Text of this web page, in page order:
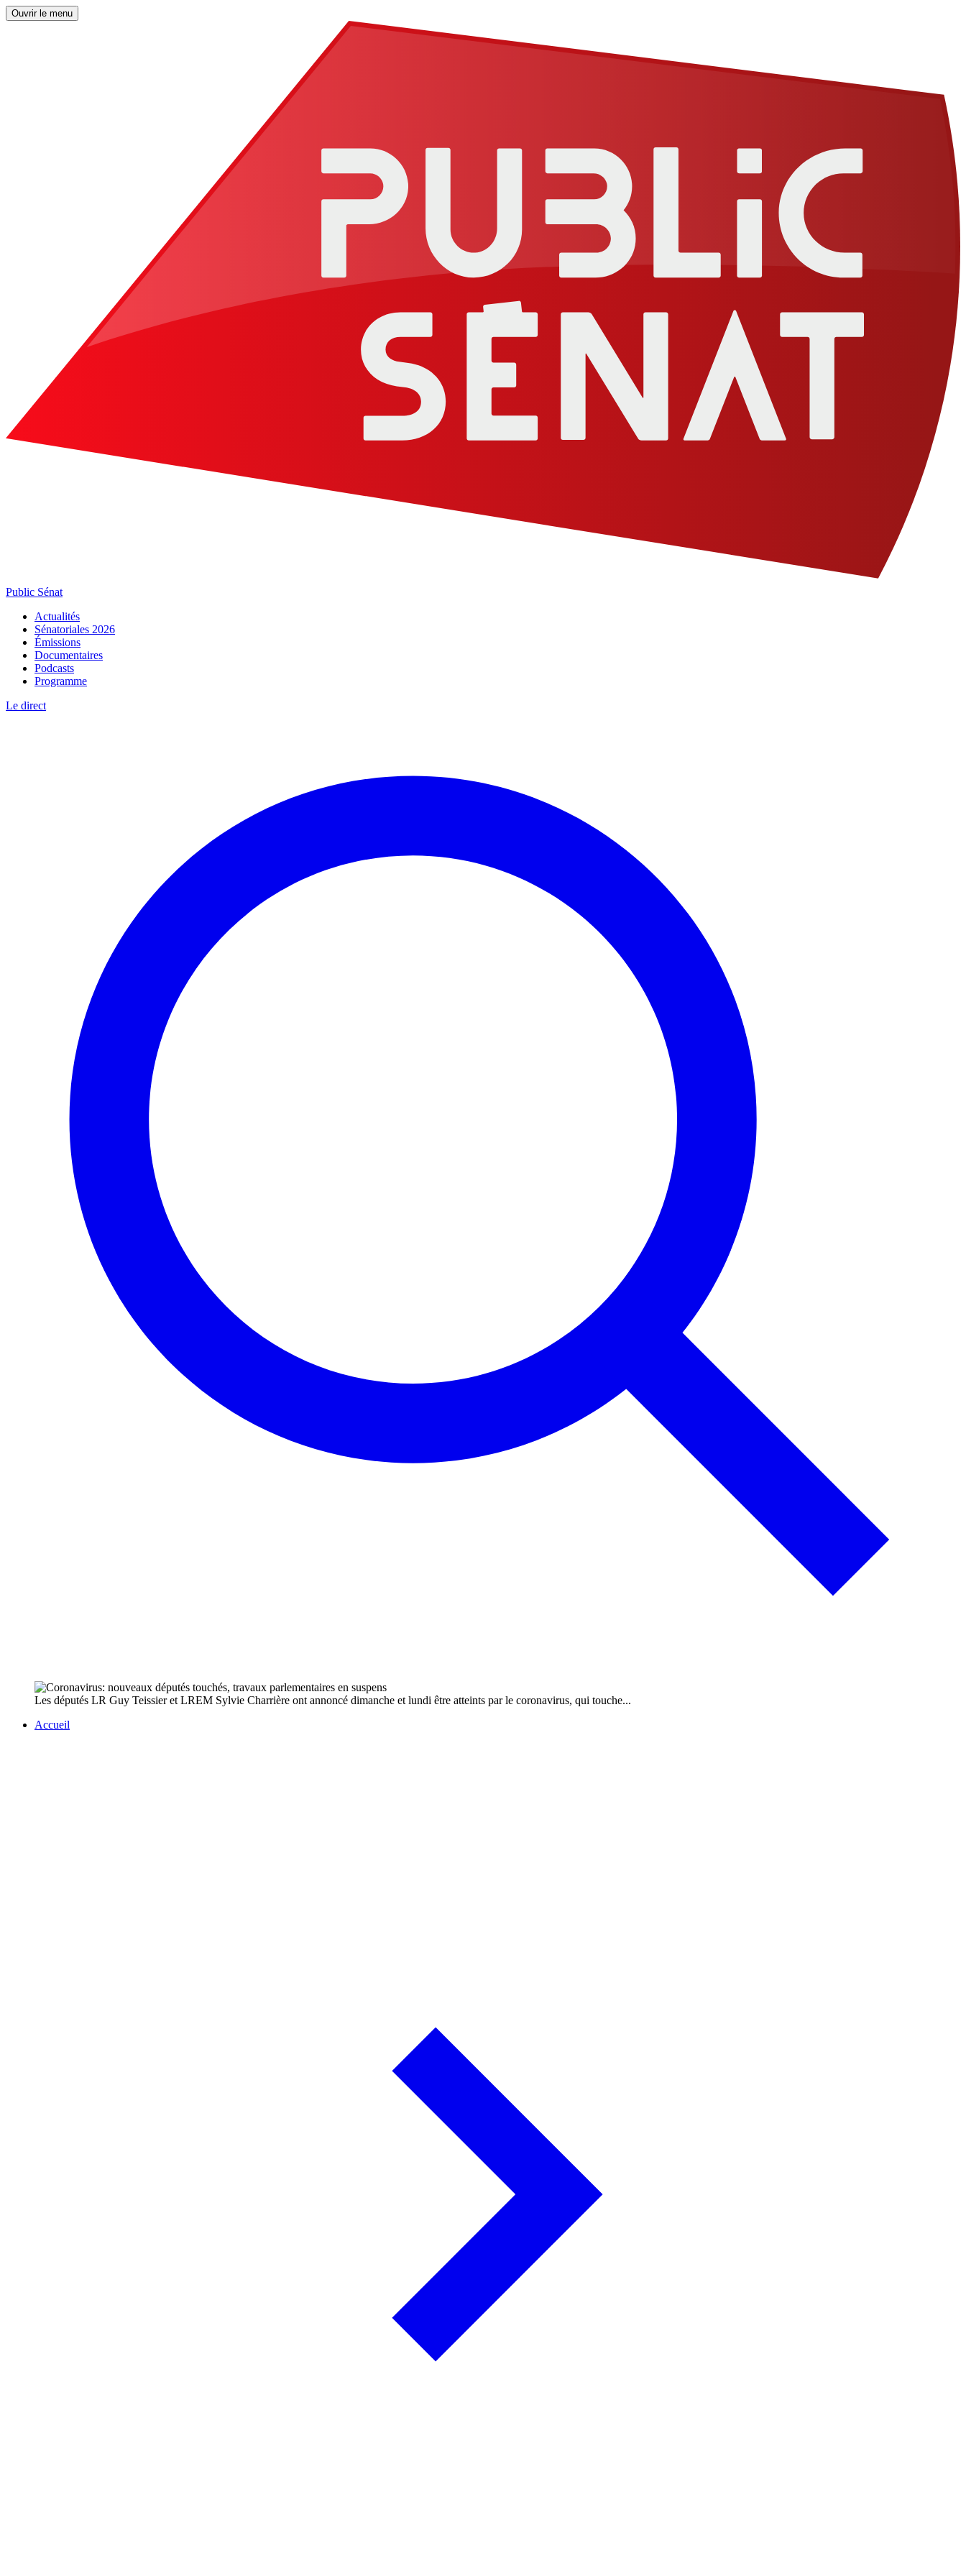
Ouvrir le menu
Public Sénat
Actualités
Sénatoriales 2026
Émissions
Documentaires
Podcasts
Programme
Le direct
Les députés LR Guy Teissier et LREM Sylvie Charrière ont annoncé dimanche et lundi être atteints par le coronavirus, qui touche...
Accueil